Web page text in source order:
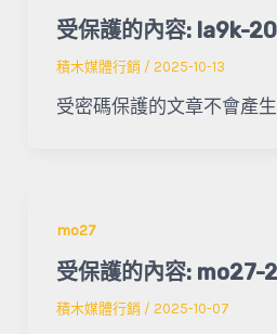
受保護的內容: la9k-
積木媒體行銷 / 2025-10-13
受密碼保護的文章不會產
mo27
受保護的內容:
積木媒體行銷 / 2025-10-07